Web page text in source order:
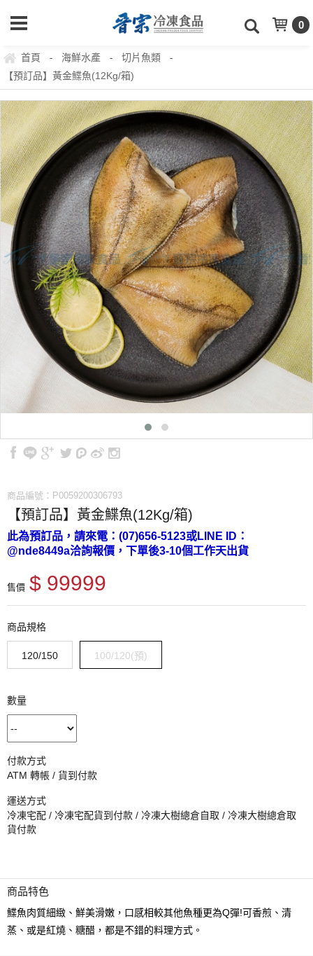
0
首頁 - 海鮮水產 - 切片魚類 -
【預訂品】黃金鰈魚(12Kg/箱)
商品編號：P0059200306793
【預訂品】黃金鰈魚(12Kg/箱)
此為預訂品，請來電：(07)656-5123或LINE ID：
@nde8449a洽詢報價，下單後3-10個工作天出貨
售價 $ 99999
商品規格
120/150 100/120(預)
數量
付款方式
ATM 轉帳 / 貨到付款
運送方式
冷凍宅配 / 冷凍宅配貨到付款 / 冷凍大樹總倉自取 / 冷凍大樹總倉取
貨付款
商品特色
鰈魚肉質細緻、鮮美滑嫩，口感相較其他魚種更為Q彈!可香煎、清
蒸、或是紅燒、糖醋，都是不錯的料理方式。